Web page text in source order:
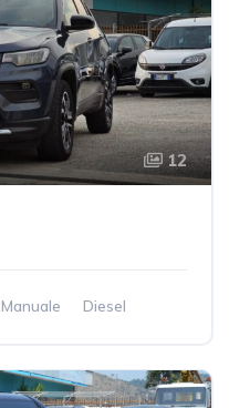
12
Manuale
Diesel